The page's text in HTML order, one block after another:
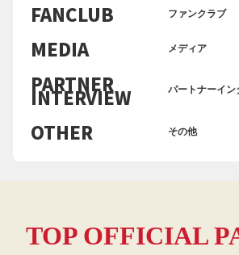
FANCLUB ファンクラブ
MEDIA メディア
PARTNER
INTERVIEW パートナーイン
OTHER その他
TOP OFFICIAL